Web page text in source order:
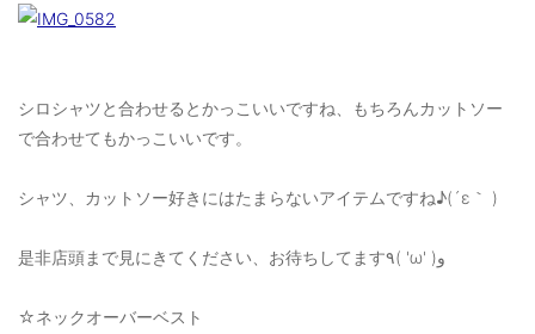
シロシャツと合わせるとかっこいいですね、もちろんカットソー
で合わせてもかっこいいです。
シャツ、カットソー好きにはたまらないアイテムですね♪(´ε｀ )
是非店頭まで見にきてください、お待ちしてます٩( 'ω' )و
☆ネックオーバーベスト